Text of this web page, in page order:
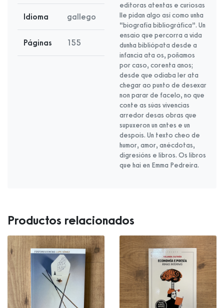
Idioma gallego
Páginas 155
editoras atentas e curiosas
lle pidan algo así como unha
“biografía bibliográfica”. Un
ensaio que percorra a vida
dunha bibliópata desde a
infancia ata os, poñamos
por caso, corenta anos;
desde que odiaba ler ata
chegar ao punto de desexar
non parar de facelo, no que
conte as súas vivencias
arredor desas obras que
supuxeron un antes e un
despois. Un texto cheo de
humor, amor, anécdotas,
digresións e libros. Os libros
que hai en Emma Pedreira.
Productos relacionados